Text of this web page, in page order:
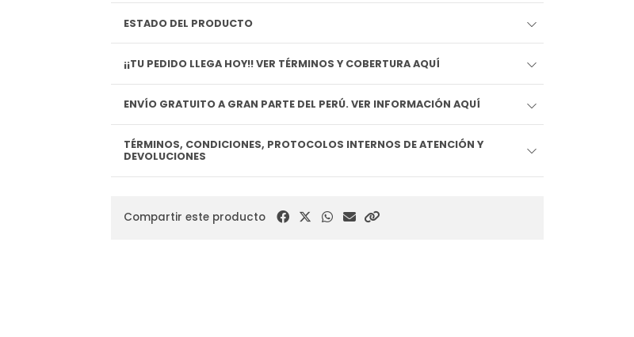
ESTADO DEL PRODUCTO
¡¡TU PEDIDO LLEGA HOY!! VER TÉRMINOS Y COBERTURA AQUÍ
ENVÍO GRATUITO A GRAN PARTE DEL PERÚ. VER INFORMACIÓN AQUÍ
TÉRMINOS, CONDICIONES, PROTOCOLOS INTERNOS DE ATENCIÓN Y
DEVOLUCIONES
Compartir este producto